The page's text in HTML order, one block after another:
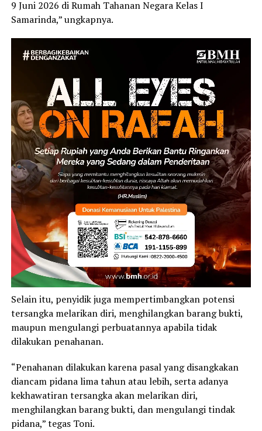
9 Juni 2026 di Rumah Tahanan Negara Kelas I
Samarinda,” ungkapnya.
Selain itu, penyidik juga mempertimbangkan potensi
tersangka melarikan diri, menghilangkan barang bukti,
maupun mengulangi perbuatannya apabila tidak
dilakukan penahanan.
“Penahanan dilakukan karena pasal yang disangkakan
diancam pidana lima tahun atau lebih, serta adanya
kekhawatiran tersangka akan melarikan diri,
menghilangkan barang bukti, dan mengulangi tindak
pidana,” tegas Toni.